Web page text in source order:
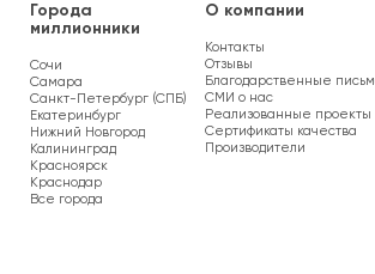
Города
миллионники
Сочи
Самара
Санкт-Петербург (СПБ)
Екатеринбург
Нижний Новгород
Калининград
Красноярск
Краснодар
Все города
О компании
Контакты
Отзывы
Благодарственные
СМИ о нас
Реализованные проекты
Сертификаты качества
Производители